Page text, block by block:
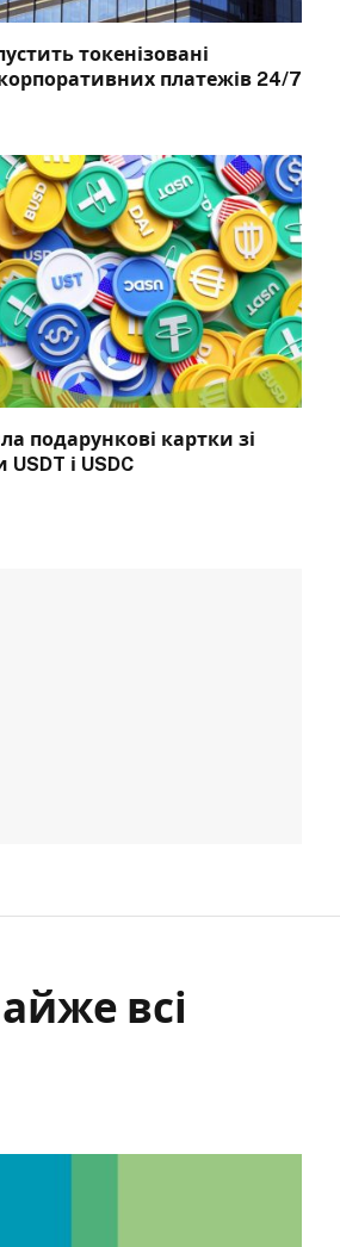
токенізовані
платежів 24/7
подарункові картки зі
і USDC
всі